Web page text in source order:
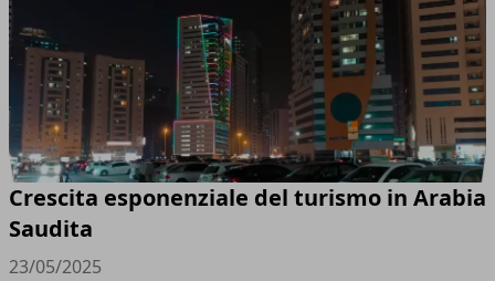
Crescita esponenziale del turismo in Arabia
Saudita
23/05/2025